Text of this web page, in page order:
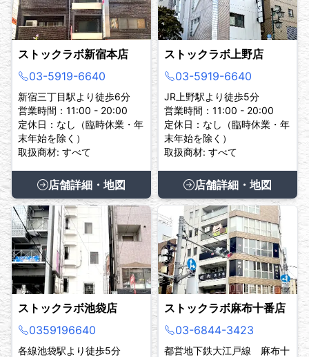
ストックラボ新宿本店
03-5919-6640
新宿三丁目駅より徒歩6分
営業時間：11:00 - 20:00
定休日：なし（臨時休業・年
末年始を除く）
取扱商材: すべて
店舗詳細・地図
ストックラボ上野店
03-5919-6640
JR上野駅より徒歩5分
営業時間：11:00 - 20:00
定休日：なし（臨時休業・年
末年始を除く）
取扱商材: すべて
店舗詳細・地図
ストックラボ池袋店
0359196640
各線池袋駅より徒歩5分
ストックラボ麻布十番店
03-6844-3423
都営地下鉄大江戸線 麻布十